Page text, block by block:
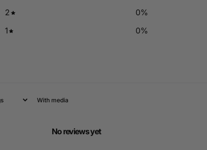
2
0%
1
0%
With media
No reviews yet